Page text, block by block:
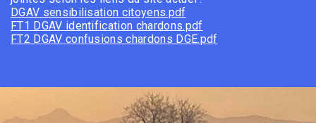
DGAV sensibilisation citoyens.pdf
FT1 DGAV identification chardons.pdf
FT2 DGAV confusions chardons DGE.pdf